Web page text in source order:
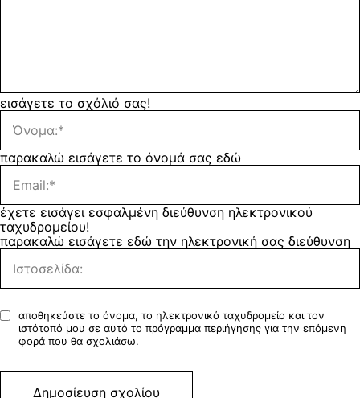
εισάγετε το σχόλιό σας!
παρακαλώ εισάγετε το όνομά σας εδώ
έχετε εισάγει εσφαλμένη διεύθυνση ηλεκτρονικού
ταχυδρομείου!
παρακαλώ εισάγετε εδώ την ηλεκτρονική σας διεύθυνση
αποθηκεύστε το όνομα, το ηλεκτρονικό ταχυδρομείο και τον
ιστότοπό μου σε αυτό το πρόγραμμα περιήγησης για την επόμενη
φορά που θα σχολιάσω.